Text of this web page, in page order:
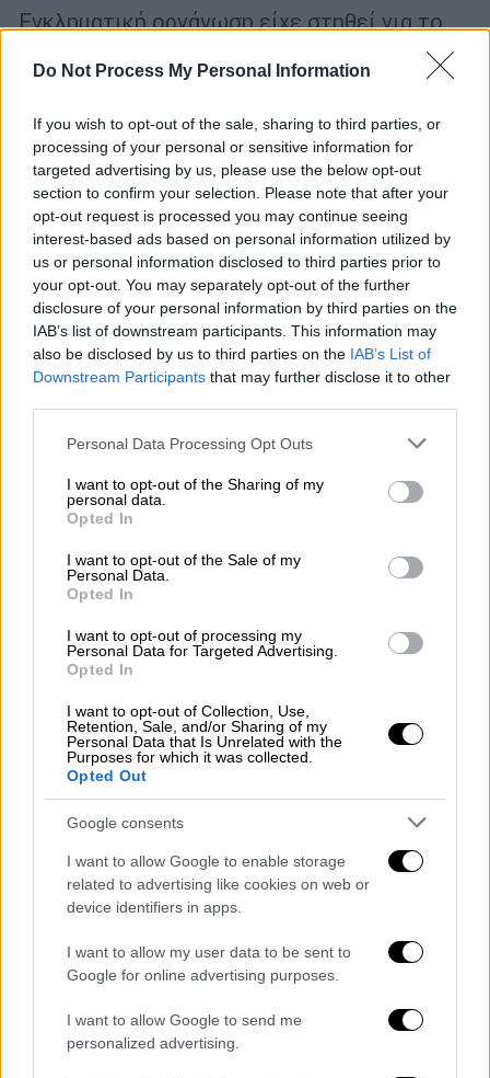
Do Not Process My Personal Information
If you wish to opt-out of the sale, sharing to third parties, or
processing of your personal or sensitive information for
targeted advertising by us, please use the below opt-out
section to confirm your selection. Please note that after your
opt-out request is processed you may continue seeing
interest-based ads based on personal information utilized by
us or personal information disclosed to third parties prior to
your opt-out. You may separately opt-out of the further
disclosure of your personal information by third parties on the
IAB’s list of downstream participants. This information may
also be disclosed by us to third parties on the IAB’s List of
Downstream Participants that may further disclose it to other
Please note that this website/app uses one or more Google
not limited to your visit or usage behaviour. You may click to
grant or deny consent to Google and its third-party tags to
use your data for below specified purposes in below Google
consent section.
Personal Data Processing Opt Outs
I want to opt-out of the Sharing of my
personal data.
Opted In
I want to opt-out of the Sale of my
Personal Data.
Opted In
I want to opt-out of processing my
Personal Data for Targeted Advertising.
Opted In
I want to opt-out of Collection, Use,
Retention, Sale, and/or Sharing of my
Personal Data that Is Unrelated with the
Purposes for which it was collected.
Opted Out
Google consents
I want to allow Google to enable storage
related to advertising like cookies on web or
device identifiers in apps.
I want to allow my user data to be sent to
Google for online advertising purposes.
I want to allow Google to send me
personalized advertising.
Εγκληματική οργάνωση είχε στηθεί για το
«ξεπούλημα» της μοναστηριακής περιουσίας
της Μονής Μεγάλου Σπηλαίου στα
Ελλάδα|08.09.2025 21:01
Ο θησαυρός που ήθελε να πουλήσει ο
ηγούμενος της Μονής Μεγάλου
Σπηλαίου - Πώς ξεσκεπάστηκε η
Ξεκίνησε καταγραφή σε μονές και εκκλησίες
για να διαπιστωθεί αν έχουν εξαφανιστεί
πολύτιμα κειμήλια